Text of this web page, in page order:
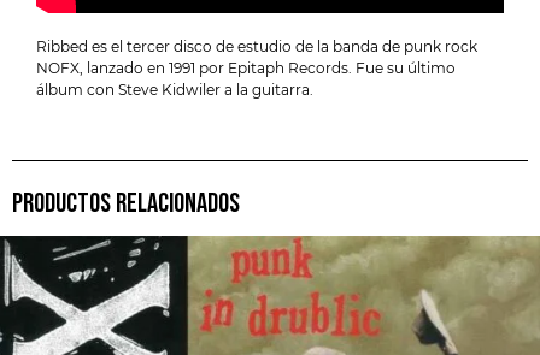
Ribbed es el tercer disco de estudio de la banda de punk rock
NOFX, lanzado en 1991 por Epitaph Records. Fue su último
álbum con Steve Kidwiler a la guitarra.
PRODUCTOS RELACIONADOS